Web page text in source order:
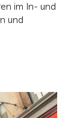
im In- und
und